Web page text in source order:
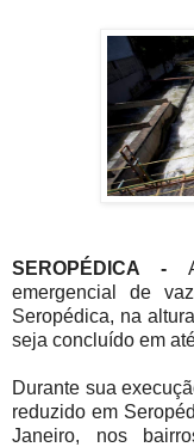
SEROPÉDICA -
emergencial de
Seropédica, na
seja concluído em
Durante sua
reduzido em
Janeiro, nos